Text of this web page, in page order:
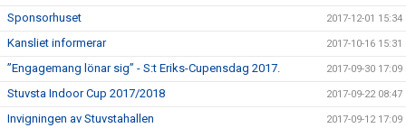
Sponsorhuset 2017-12-01 15:34
Kansliet informerar 2017-10-16 15:31
”Engagemang lönar sig” - S:t Eriks-Cupensdag 2017. 2017-09-30 17:09
Stuvsta Indoor Cup 2017/2018 2017-09-22 08:47
Invigningen av Stuvstahallen 2017-09-12 17:09